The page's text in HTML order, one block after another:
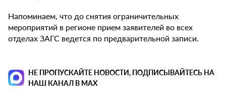
Напоминаем, что до снятия ограничительных
мероприятий в регионе прием заявителей во всех
отделах ЗАГС ведется по предварительной записи.
НЕ ПРОПУСКАЙТЕ НОВОСТИ, ПОДПИСЫВАЙТЕСЬ НА
НАШ КАНАЛ В MAX